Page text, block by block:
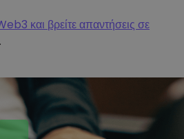
και βρείτε απαντήσεις σε
.